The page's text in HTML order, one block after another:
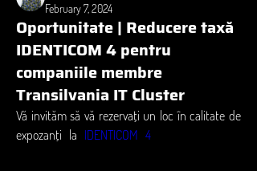
February 7, 2024
Oportunitate | Reducere taxă
IDENTICOM 4 pentru
companiile membre
Transilvania IT Cluster
Vă invităm să vă rezervați un loc în calitate de
expozanți la IDENTICOM 4